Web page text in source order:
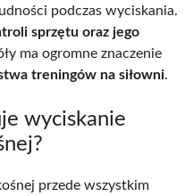
podczas wyciskania.
sprzętu oraz jego
ma ogromne znaczenie
treningów na siłowni.
wyciskanie
przede wszystkim